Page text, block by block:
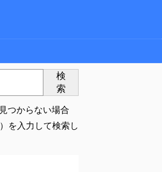
検
索
つからない場合
を入力して検索し